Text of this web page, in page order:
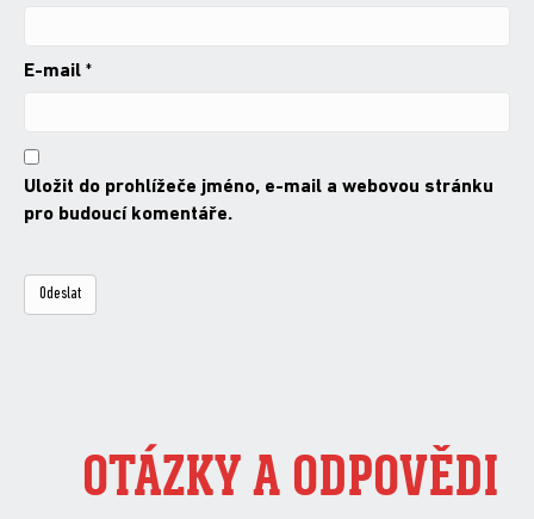
E-mail *
Uložit do prohlížeče jméno, e-mail a webovou stránku
pro budoucí komentáře.
OTÁZKY A ODPOVĚDI